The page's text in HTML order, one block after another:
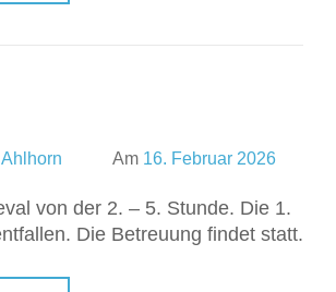
Am 16. Februar 2026
von der 2. – 5. Stunde. Die 1.
Die Betreuung findet statt.